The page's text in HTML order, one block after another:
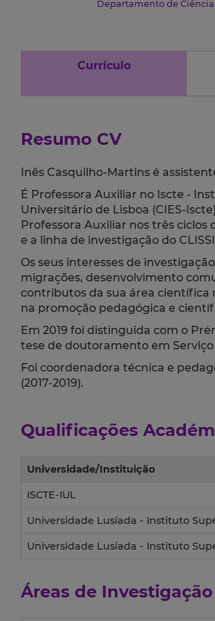
Departamento de
Currículo
Resumo CV
Inês Casquilho-Martins é
É Professora Auxiliar no Iscte -
Universitário de Lisboa (CIES-
Professora Auxiliar nos três ciclos
e a linha de investigação do
Os seus interesses de
migrações, desenvolvimento
contributos da sua área científica
na promoção pedagógica e
Em 2019 foi distinguida com o
tese de doutoramento em
Foi coordenadora técnica e
(2017-2019).
Qualificações
Universidade/Instituição
ISCTE-IUL
Universidade Lusíada - Instituto
Universidade Lusíada - Instituto
Áreas de Investigação